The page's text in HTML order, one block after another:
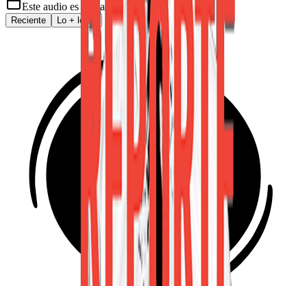
Este audio es de hace 5 años
Reciente Lo + leído